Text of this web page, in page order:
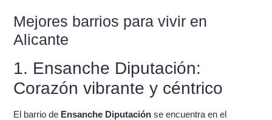
Mejores barrios para vivir en
Alicante
1. Ensanche Diputación:
Corazón vibrante y céntrico
El barrio de Ensanche Diputación se encuentra en el